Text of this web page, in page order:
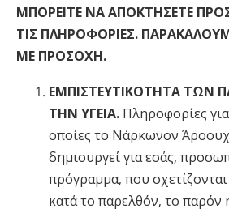
ΜΠΟΡΕΙΤΕ ΝΑ ΑΠΟΚΤΗΣΕΤΕ
ΤΙΣ ΠΛΗΡΟΦΟΡΙΕΣ.
ΜΕ ΠΡΟΣΟΧΗ.
ΕΜΠΙΣΤΕΥΤΙΚΟΤΗΤΑ ΤΩΝ
ΤΗΝ ΥΓΕΙΑ. Πληροφορίες
οποίες το Νάρκωνον
δημιουργεί για εσάς,
πρόγραμμα, που
κατά το παρελθόν, το παρόν